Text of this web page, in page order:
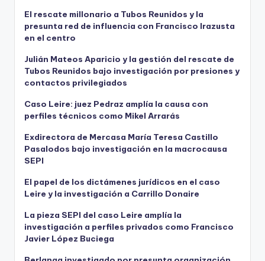
El rescate millonario a Tubos Reunidos y la
presunta red de influencia con Francisco Irazusta
en el centro
Julián Mateos Aparicio y la gestión del rescate de
Tubos Reunidos bajo investigación por presiones y
contactos privilegiados
Caso Leire: juez Pedraz amplía la causa con
perfiles técnicos como Mikel Arrarás
Exdirectora de Mercasa María Teresa Castillo
Pasalodos bajo investigación en la macrocausa
SEPI
El papel de los dictámenes jurídicos en el caso
Leire y la investigación a Carrillo Donaire
La pieza SEPI del caso Leire amplía la
investigación a perfiles privados como Francisco
Javier López Buciega